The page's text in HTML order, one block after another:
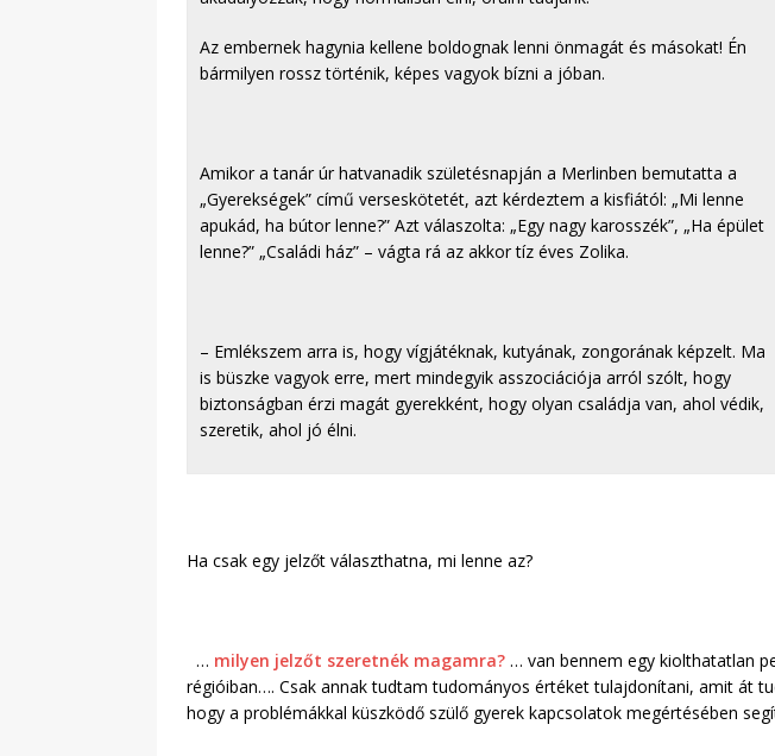
Az embernek hagynia kellene boldognak lenni önmagát és másokat! Én
bármilyen rossz történik, képes vagyok bízni a jóban.
Amikor a tanár úr hatvanadik születésnapján a Merlinben bemutatta a
„Gyerekségek” című verseskötetét, azt kérdeztem a kisfiától: „Mi lenne
apukád, ha bútor lenne?” Azt válaszolta: „Egy nagy karosszék”, „Ha épület
lenne?” „Családi ház” – vágta rá az akkor tíz éves Zolika.
– Emlékszem arra is, hogy vígjátéknak, kutyának, zongorának képzelt. Ma
is büszke vagyok erre, mert mindegyik asszociációja arról szólt, hogy
biztonságban érzi magát gyerekként, hogy olyan családja van, ahol védik,
szeretik, ahol jó élni.
Ha csak egy jelzőt választhatna, mi lenne az?
… milyen jelzőt szeretnék magamra? … van bennem egy kiolthatatlan
régióiban…. Csak annak tudtam tudományos értéket tulajdonítani, amit át
hogy a problémákkal küszködő szülő gyerek kapcsolatok megértésében